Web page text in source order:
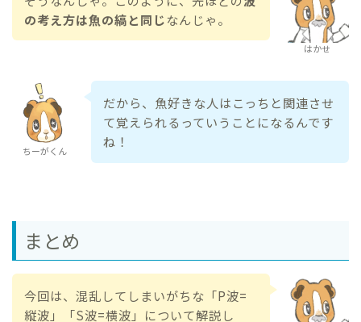
はかせ
の考え方は魚の縞と同じなんじゃ。
ちーがくん
だから、魚好きな人はこっちと関連させ
て覚えられるっていうことになるんです
ね！
まとめ
今回は、混乱してしまいがちな「P波=
縦波」「S波=横波」について解説し